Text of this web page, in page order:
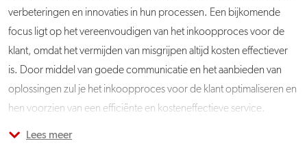
verbeteringen en innovaties in hun processen. Een bijkomende
focus ligt op het vereenvoudigen van het inkoopproces voor de
klant, omdat het vermijden van misgrijpen altijd kosten effectiever
is. Door middel van goede communicatie en het aanbieden van
oplossingen zul je het inkoopproces voor de klant optimaliseren en
hen voorzien van een efficiënte en kosteneffectieve service.
Je wordt lid van het team
Lees meer